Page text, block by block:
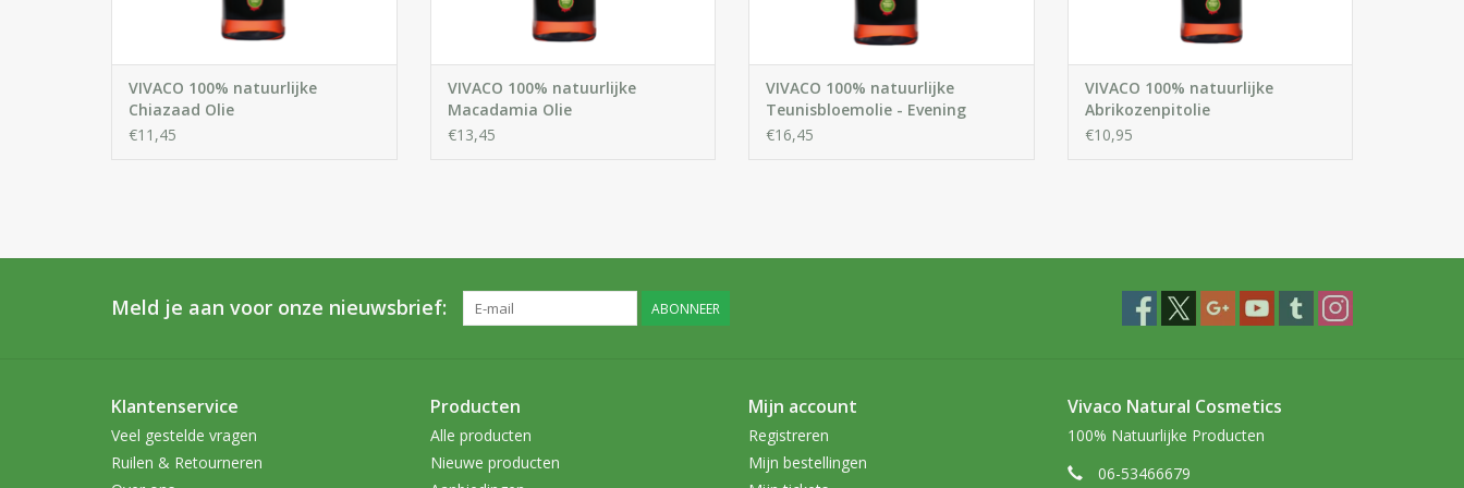
VIVACO 100% natuurlijke
Chiazaad Olie
€11,45
VIVACO 100% natuurlijke
Macadamia Olie
€13,45
VIVACO 100% natuurlijke
Teunisbloemolie - Evening
Primrose Oil
€16,45
VIVACO 100% natuurlijke
Abrikozenpitolie
€10,95
Meld je aan voor onze nieuwsbrief: ABONNEER
Klantenservice
Veel gestelde vragen
Ruilen & Retourneren
Producten
Alle producten
Nieuwe producten
Mijn account
Registreren
Mijn bestellingen
Vivaco Natural Cosmetics
100% Natuurlijke Producten
06-53466679